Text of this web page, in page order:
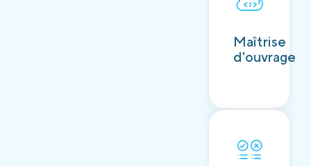
Maîtrise
d'ouvrage